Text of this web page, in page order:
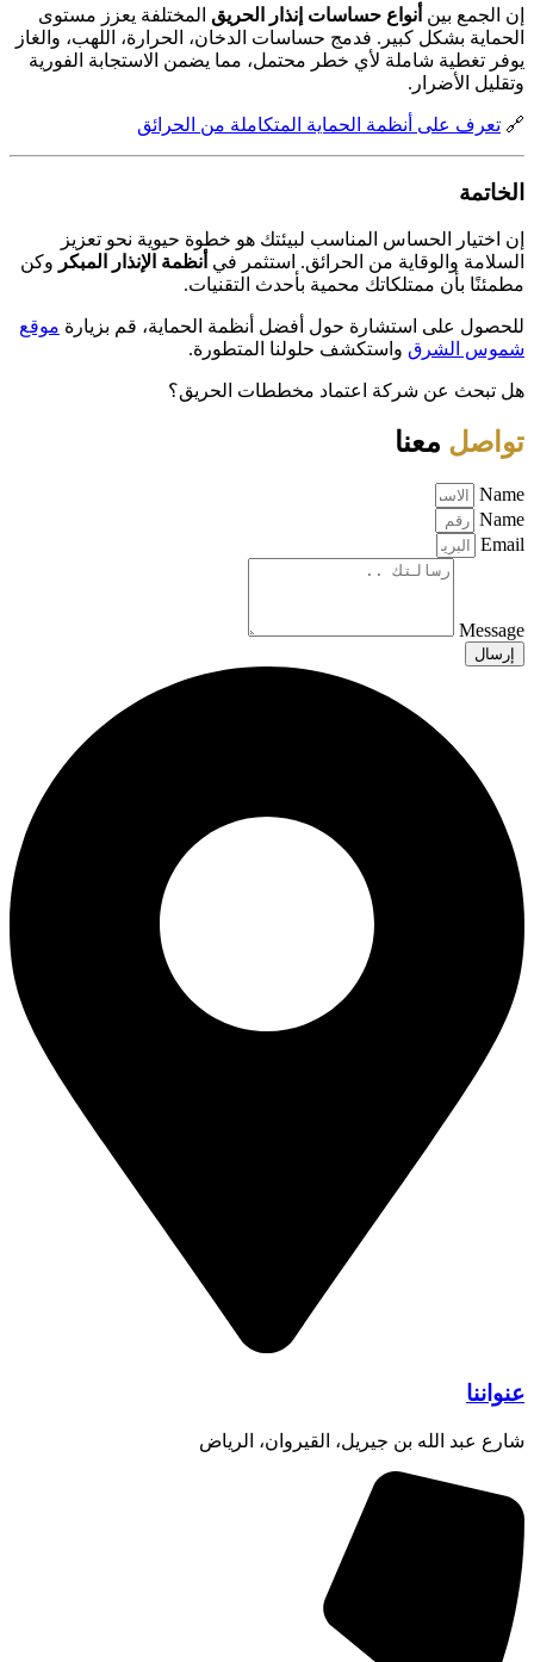
إن الجمع بين أنواع حساسات إنذار الحريق المختلفة يعزز مستوى
الحماية بشكل كبير. فدمج حساسات الدخان، الحرارة، اللهب، والغاز
يوفر تغطية شاملة لأي خطر محتمل، مما يضمن الاستجابة الفورية
وتقليل الأضرار.
🔗 تعرف على أنظمة الحماية المتكاملة من الحرائق
الخاتمة
إن اختيار الحساس المناسب لبيئتك هو خطوة حيوية نحو تعزيز
السلامة والوقاية من الحرائق. استثمر في أنظمة الإنذار المبكر وكن
مطمئنًا بأن ممتلكاتك محمية بأحدث التقنيات.
للحصول على استشارة حول أفضل أنظمة الحماية، قم بزيارة موقع
شموس الشرق واستكشف حلولنا المتطورة.
هل تبحث عن شركة اعتماد مخططات الحريق؟
تواصل معنا
Name
Name
Email
Message
إرسال
عنواننا
شارع عبد الله بن جيريل، القيروان، الرياض